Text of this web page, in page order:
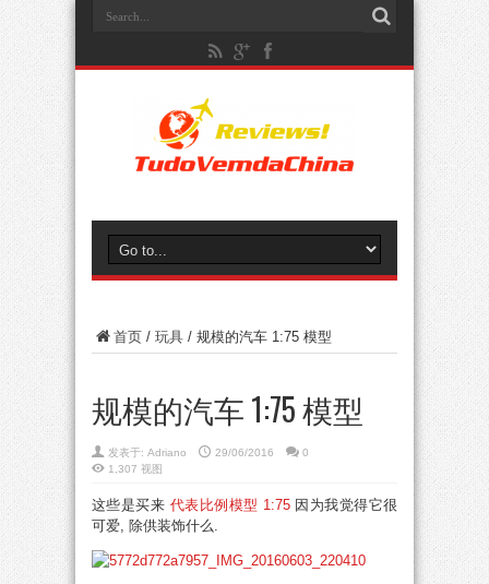
首页 / 玩具 / 规模的汽车 1:75 模型
规模的汽车 1:75 模型
发表于: Adriano 29/06/2016
0
1,307 视图
这些是买来 代表比例模型 1:75因为我觉得它很
可爱, 除供装饰什么.